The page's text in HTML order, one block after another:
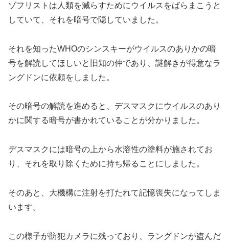
ゾフリストは人類を減らすためにウイルスをばらまこうと
していて、それを暗号で隠していました。
それを知ったWHOのシンスキーがウイルスのありかの暗
号を解読してほしいと旧知の仲であり、謎解きが得意なラ
ングドンに依頼をしました。
その暗号の解読を進めると、デスマスクにウイルスのあり
かに関する暗号が書かれていることが分かりました。
デスマスクには暗号の上から水溶性の塗料が施されてお
り、それを取り除くために持ち帰ることにしました。
そのあと、大機構に注射を打たれて記憶喪失になってしま
います。
この様子が防犯カメラに残っており、ラングドンが盗んだ